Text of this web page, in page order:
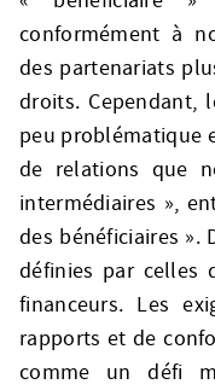
conformément à
des partenariats
droits. Cependant,
peu problématique
de relations que
intermédiaires »,
des bénéficiaires ».
définies par celles
financeurs. Les
rapports et de
comme un défi